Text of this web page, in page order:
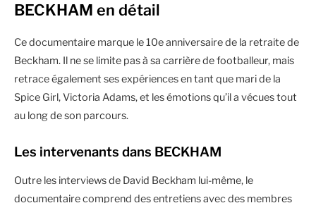
BECKHAM en détail
Ce documentaire marque le 10e anniversaire de la retraite de
Beckham. Il ne se limite pas à sa carrière de footballeur, mais
retrace également ses expériences en tant que mari de la
Spice Girl, Victoria Adams, et les émotions qu’il a vécues tout
au long de son parcours.
Les intervenants dans BECKHAM
Outre les interviews de David Beckham lui-même, le
documentaire comprend des entretiens avec des membres